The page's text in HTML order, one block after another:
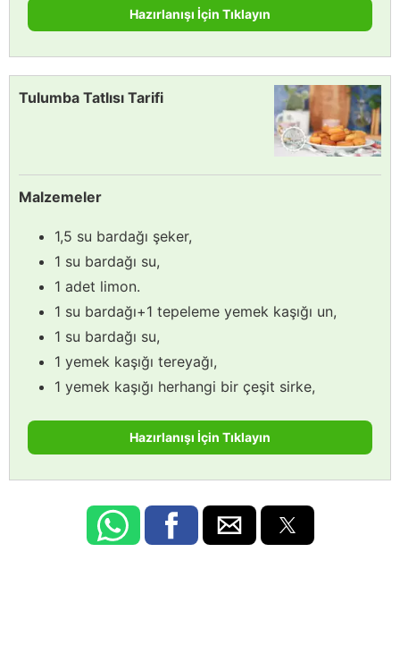
Hazırlanışı İçin Tıklayın
Tulumba Tatlısı Tarifi
Malzemeler
1,5 su bardağı şeker,
1 su bardağı su,
1 adet limon.
1 su bardağı+1 tepeleme yemek kaşığı un,
1 su bardağı su,
1 yemek kaşığı tereyağı,
1 yemek kaşığı herhangi bir çeşit sirke,
Hazırlanışı İçin Tıklayın